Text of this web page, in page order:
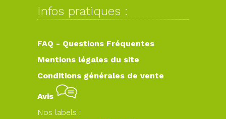
Infos pratiques :
FAQ - Questions Fréquentes
Mentions légales du site
Conditions générales de vente
Avis
Nos labels :